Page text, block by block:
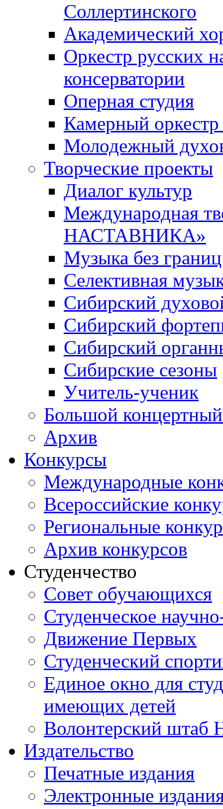
Соллертинского
Академический
Оркестр русских
консерватории
Оперная студия
Камерный оркестр
Молодежный
Творческие проекты
Диалог культур
Международная
НАСТАВНИКА»
Музыка без границ
Селективная
Сибирский
Сибирский
Сибирский
Сибирские сезоны
Учитель-ученик
Большой концертный
Архив
Конкурсы
Международные
Всероссийские
Региональные
Архив конкурсов
Студенчество
Совет обучающихся
Студенческое
Движение Первых
Студенческий
Единое окно для
имеющих детей
Волонтерский штаб
Издательство
Печатные издания
Электронные